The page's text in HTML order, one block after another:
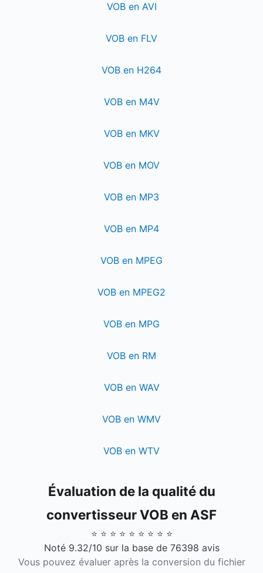
VOB en AVI
VOB en FLV
VOB en H264
VOB en M4V
VOB en MKV
VOB en MOV
VOB en MP3
VOB en MP4
VOB en MPEG
VOB en MPEG2
VOB en MPG
VOB en RM
VOB en WAV
VOB en WMV
VOB en WTV
Évaluation de la qualité du
convertisseur VOB en ASF
⭐ ⭐ ⭐ ⭐ ⭐ ⭐ ⭐ ⭐ ⭐
Noté 9.32/10 sur la base de 76398 avis
Vous pouvez évaluer après la conversion du fichier